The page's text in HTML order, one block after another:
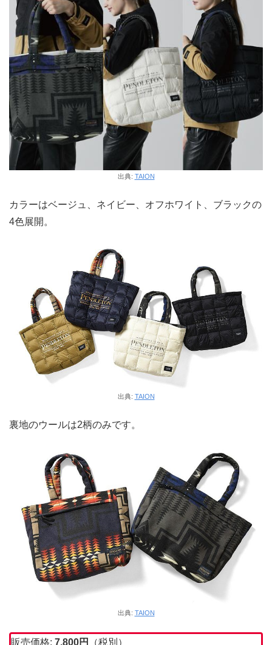
出典: TAION
カラーはベージュ、ネイビー、オフホワイト、ブラックの
4色展開。
出典: TAION
裏地のウールは2柄のみです。
出典: TAION
販売価格: 7,800円 （税別）